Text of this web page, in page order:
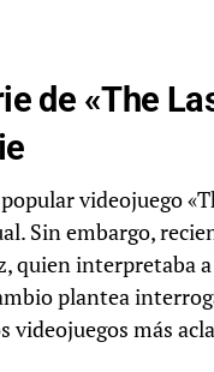
de «The
videojuego
Sin embargo,
quien interpretaba
plantea
videojuegos más